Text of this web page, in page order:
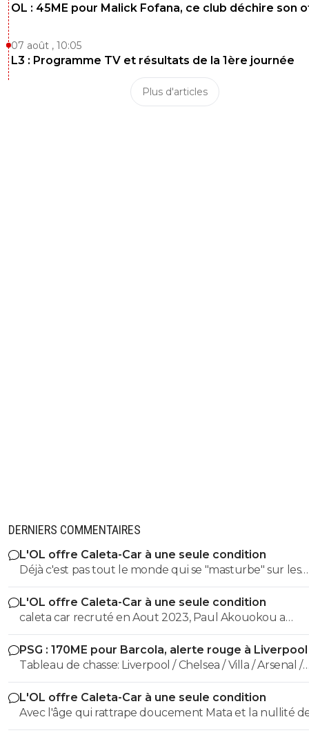
OL : 45ME pour Malick Fofana, ce club déchire son
07 août , 10:05
L3 : Programme TV et résultats de la 1ère journée
Plus d'articles
DERNIERS COMMENTAIRES
L'OL offre Caleta-Car à une seule condition
Déjà c'est pas tout le monde qui se "masturbe" sur les
recrues de MLJ puis faut savoir doser un peu avec les
recrutements sous l'ère Textor et ses lubies.
Blaanc le voulait par exemple.
L'OL offre Caleta-Car à une seule condition
caleta car recruté en Aout 2023, Paul Akouokou a
officiellement signé à l'Olympique Lyonnais le 1er
2023, Tanner Tessmann a officiellement rejoint
Lyonnais le 27 août 2024 Tout le monde se masturbe sur les
bonnes recrues de MLJ, mais les 3 cités plus haut sont
indésirables qu'il a recruté aussi....
PSG : 170ME pour Barcola, alerte rouge à Liverpool
Tableau de chasse: Liverpool / Chelsea / Villa / Arsenal /
Newcastle / City ... je pense on l'a bien vu contre les
Anglais (et pas les moins bons en plus).
L'OL offre Caleta-Car à une seule condition
Avec l'âge qui rattrape doucement Mata et la nullité
Kamara, je l'aurais bien gardé dans la rotation..